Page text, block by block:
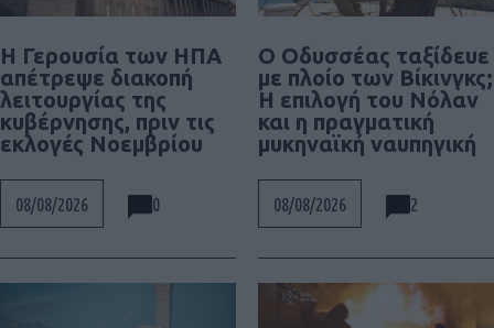
Η Γερουσία των ΗΠΑ
απέτρεψε διακοπή
λειτουργίας της
κυβέρνησης, πριν τις
εκλογές Νοεμβρίου
08/08/2026 0
Ο Οδυσσέας ταξίδευε
με πλοίο των Βίκινγκς;
Η επιλογή του Νόλαν
και η πραγματική
μυκηναϊκή ναυπηγική
08/08/2026 2